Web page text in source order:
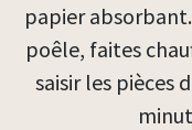
papier
poêle, faites
saisir les pièces